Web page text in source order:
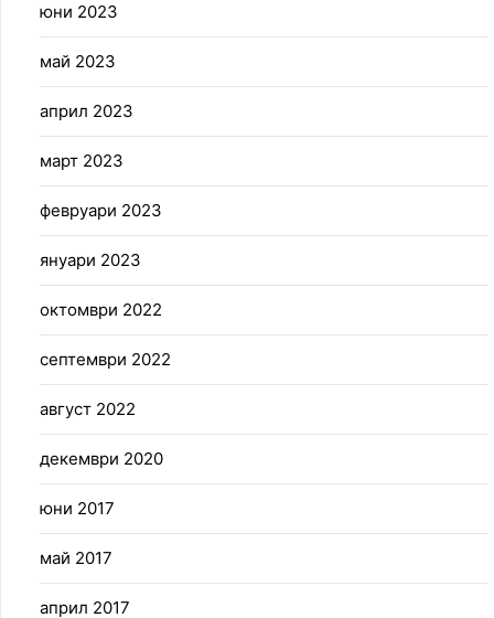
юни 2023
май 2023
април 2023
март 2023
февруари 2023
януари 2023
октомври 2022
септември 2022
август 2022
декември 2020
юни 2017
май 2017
април 2017